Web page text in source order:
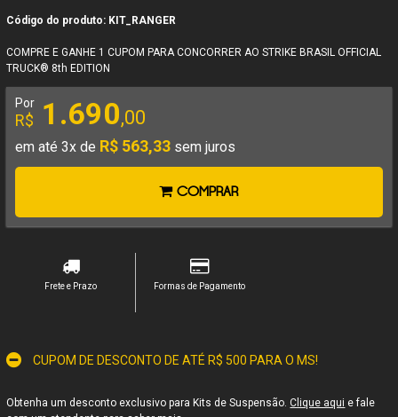
Código do produto: KIT_RANGER
COMPRE E GANHE 1 CUPOM PARA CONCORRER AO STRIKE BRASIL OFFICIAL
TRUCK® 8th EDITION
Por
R$ 1.690,00
em até 3x de R$ 563,33 sem juros
COMPRAR
Frete e Prazo Formas de Pagamento
CUPOM DE DESCONTO DE ATÉ R$ 500 PARA O MS!
Obtenha um desconto exclusivo para Kits de Suspensão.Clique aqui e fale